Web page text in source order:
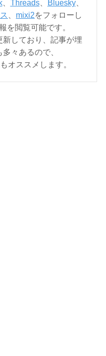
、 Threads、 Bluesky、
mixi2をフォローし
を閲覧可能です。
新しており、記事が埋
々あるので、
オススメします。